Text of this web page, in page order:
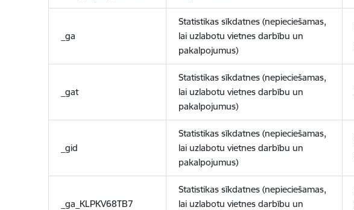
_ga
Statistikas sīkdatnes (nepieciešamas,
lai uzlabotu vietnes darbību un
pakalpojumus)
_gat
Statistikas sīkdatnes (nepieciešamas,
lai uzlabotu vietnes darbību un
pakalpojumus)
_gid
Statistikas sīkdatnes (nepieciešamas,
lai uzlabotu vietnes darbību un
pakalpojumus)
_ga_KLPKV68TB7
Statistikas sīkdatnes (nepieciešamas,
lai uzlabotu vietnes darbību un